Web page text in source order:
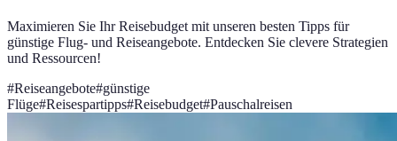
Maximieren Sie Ihr Reisebudget mit unseren besten Tipps für
günstige Flug- und Reiseangebote. Entdecken Sie clevere Strategien
und Ressourcen!
#Reiseangebote#günstige
Flüge#Reisespartipps#Reisebudget#Pauschalreisen